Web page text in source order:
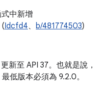
中新增
Idcfd4、 b/481774503)
更新至 API 37。也就是說，
低版本必須為 9.2.0。